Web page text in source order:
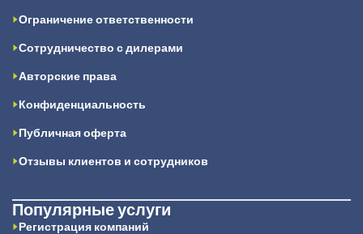
Ограничение ответственности
Сотрудничество с дилерами
Авторские права
Конфиденциальность
Публичная оферта
Отзывы клиентов и сотрудников
Популярные услуги
Регистрация компаний